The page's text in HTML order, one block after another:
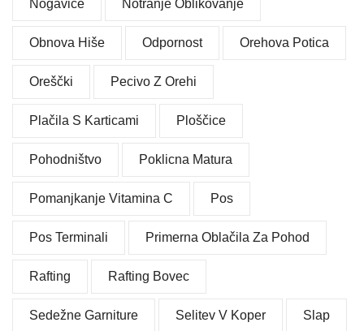
Nogavice Notranje Oblikovanje
Obnova Hiše Odpornost Orehova Potica
Oreščki Pecivo Z Orehi
Plačila S Karticami Ploščice
Pohodništvo Poklicna Matura
Pomanjkanje Vitamina C Pos
Pos Terminali Primerna Oblačila Za Pohod
Rafting Rafting Bovec
Sedežne Garniture Selitev V Koper Slap